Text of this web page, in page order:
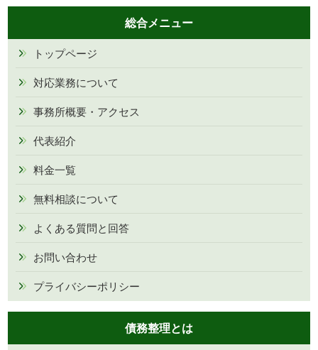
総合メニュー
トップページ
対応業務について
事務所概要・アクセス
代表紹介
料金一覧
無料相談について
よくある質問と回答
お問い合わせ
プライバシーポリシー
債務整理とは